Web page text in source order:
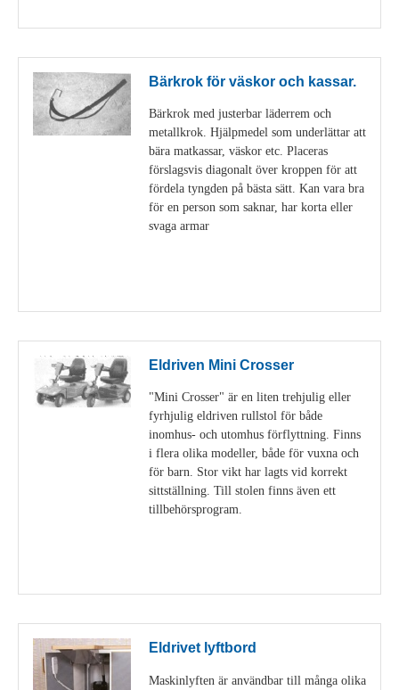
Bärkrok för väskor och kassar.
Bärkrok med justerbar läderrem och
metallkrok. Hjälpmedel som underlättar att
bära matkassar, väskor etc. Placeras
förslagsvis diagonalt över kroppen för att
fördela tyngden på bästa sätt. Kan vara bra
för en person som saknar, har korta eller
svaga armar
Eldriven Mini Crosser
"Mini Crosser" är en liten trehjulig eller
fyrhjulig eldriven rullstol för både
inomhus- och utomhus förflyttning. Finns
i flera olika modeller, både för vuxna och
för barn. Stor vikt har lagts vid korrekt
sittställning. Till stolen finns även ett
tillbehörsprogram.
Eldrivet lyftbord
Maskinlyften är användbar till många olika